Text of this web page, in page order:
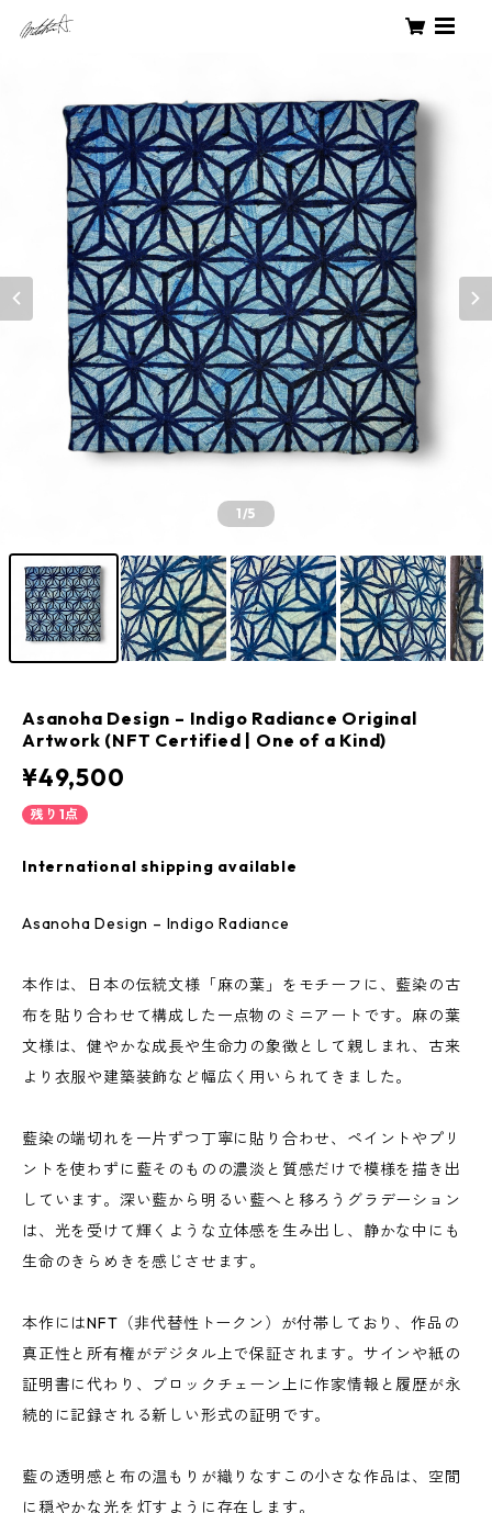
1/5
Asanoha Design – Indigo Radiance Original
Artwork (NFT Certified | One of a Kind)
¥49,500
残り1点
International shipping available
Asanoha Design – Indigo Radiance
本作は、日本の伝統文様「麻の葉」をモチーフに、藍染の古
布を貼り合わせて構成した一点物のミニアートです。麻の葉
文様は、健やかな成長や生命力の象徴として親しまれ、古来
より衣服や建築装飾など幅広く用いられてきました。
藍染の端切れを一片ずつ丁寧に貼り合わせ、ペイントやプリ
ントを使わずに藍そのものの濃淡と質感だけで模様を描き出
しています。深い藍から明るい藍へと移ろうグラデーション
は、光を受けて輝くような立体感を生み出し、静かな中にも
生命のきらめきを感じさせます。
本作にはNFT（非代替性トークン）が付帯しており、作品の
真正性と所有権がデジタル上で保証されます。サインや紙の
証明書に代わり、ブロックチェーン上に作家情報と履歴が永
続的に記録される新しい形式の証明です。
藍の透明感と布の温もりが織りなすこの小さな作品は、空間
に穏やかな光を灯すように存在します。